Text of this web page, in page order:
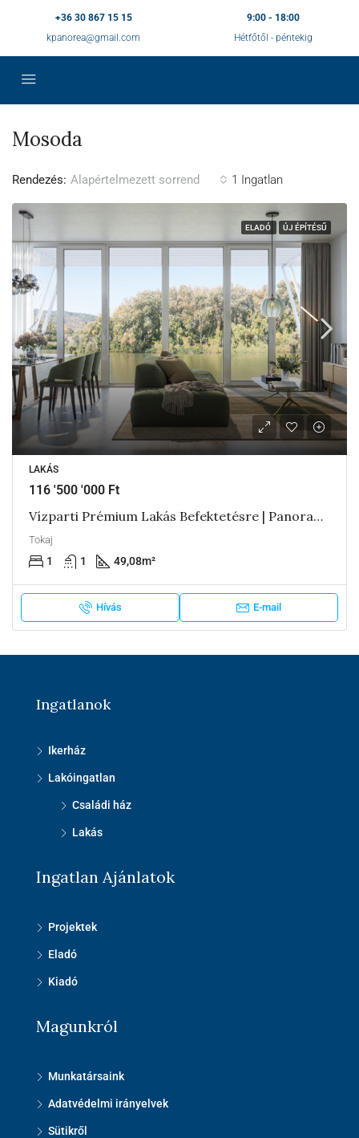
+36 30 867 15 15
kpanorea@gmail.com
9:00 - 18:00
Hétfőtől - péntekig
Mosoda
1 Ingatlan
Rendezés: Alapértelmezett sorrend
ELADÓ ÚJ ÉPÍTÉSŰ
LAKÁS
116 '500 '000 Ft
Vízparti Prémium Lakás Befektetésre | Panorama Boutique 49 A3
Tokaj
1 1 49,08m²
Hívás E-mail
Ingatlanok
Ikerház
Lakóingatlan
Családi ház
Lakás
Ingatlan Ajánlatok
Projektek
Eladó
Kiadó
Magunkról
Munkatársaink
Adatvédelmi irányelvek
Sütikről